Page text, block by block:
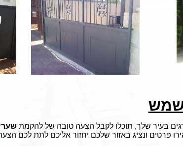
שמש
בעיר שלך, תוכלו לקבל הצעה טובה של להקמת
פרטים ונציג באזור שלכם יחזור אליכם לתת לכם